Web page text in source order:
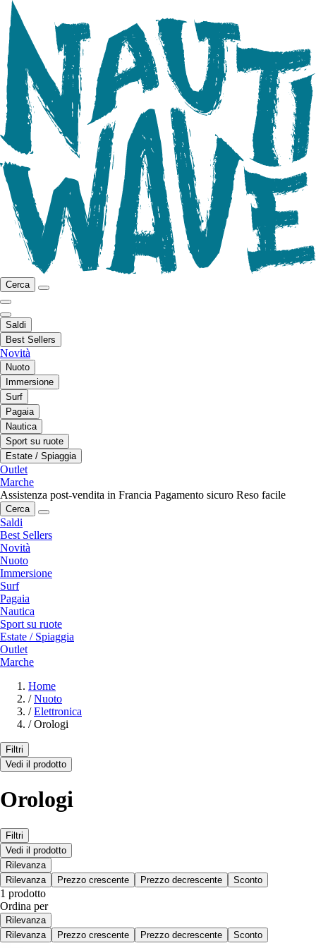
Cerca
Saldi
Best Sellers
Novità
Nuoto
Immersione
Surf
Pagaia
Nautica
Sport su ruote
Estate / Spiaggia
Outlet
Marche
Assistenza post-vendita in Francia Pagamento sicuro Reso facile
Cerca
Saldi
Best Sellers
Novità
Nuoto
Immersione
Surf
Pagaia
Nautica
Sport su ruote
Estate / Spiaggia
Outlet
Marche
Home
/ Nuoto
/ Elettronica
/ Orologi
Filtri
Vedi il prodotto
Orologi
Filtri
Vedi il prodotto
Rilevanza
Rilevanza
Prezzo crescente Prezzo decrescente Sconto
1 prodotto
Ordina per
Rilevanza
Rilevanza
Prezzo crescente Prezzo decrescente Sconto